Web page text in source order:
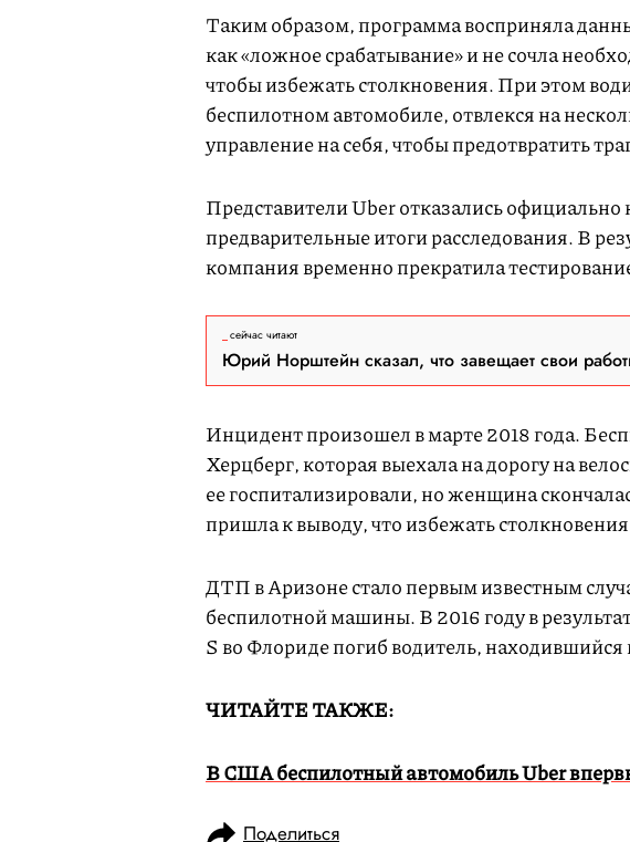
Таким образом, программа восприняла
как «ложное срабатывание» и не сочла
чтобы избежать столкновения. При этом
беспилотном автомобиле, отвлекся на
управление на себя, чтобы предотвратить
Представители Uber отказались
предварительные итоги расследования. В
компания временно прекратила
сейчас читают
Юрий Норштейн сказал, что завещает свои
Инцидент произошел в марте 2018 года.
Херцберг, которая выехала на дорогу на
ее госпитализировали, но женщина
пришла к выводу, что избежать
ДТП в Аризоне стало первым известным
беспилотной машины. В 2016 году в
S во Флориде погиб водитель,
ЧИТАЙТЕ ТАКЖЕ:
В США беспилотный автомобиль Uber
Поделиться